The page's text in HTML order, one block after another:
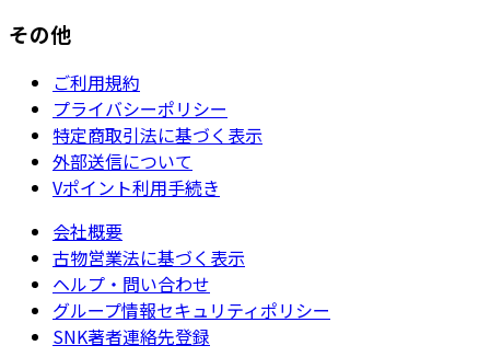
その他
ご利用規約
プライバシーポリシー
特定商取引法に基づく表示
外部送信について
Vポイント利用手続き
会社概要
古物営業法に基づく表示
ヘルプ・問い合わせ
グループ情報セキュリティポリシー
SNK著者連絡先登録